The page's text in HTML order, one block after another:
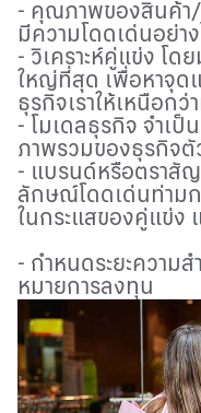
- คุณภาพของสินค้า
มีความโดดเด่นอย่า
- วิเคราะห์คู่แข่ง โด
ใหญ่ที่สุด เพื่อหาจุด
ธุรกิจเราให้เหนือกว่
- โมเดลธุรกิจ จำเป็
ภาพรวมของธุรกิจตั
- แบรนด์หรือตราสั
ลักษณ์โดดเด่นท่าม
ในกระแสของคู่แข่ง
- กำหนดระยะความ
หมายการลงทุน